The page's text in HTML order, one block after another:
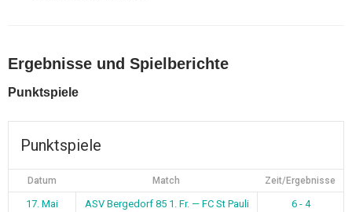
Ergebnisse und Spielberichte
Punktspiele
Punktspiele
Datum Match Zeit/Ergebnisse
17. Mai
ASV Bergedorf 85 1. Fr. — FC St Pauli
6 - 4